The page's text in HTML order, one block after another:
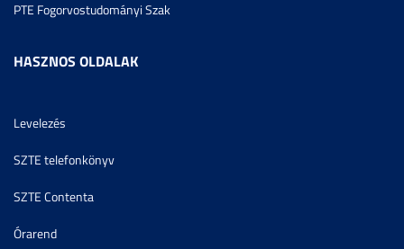
PTE Fogorvostudományi Szak
HASZNOS OLDALAK
Levelezés
SZTE telefonkönyv
SZTE Contenta
Órarend